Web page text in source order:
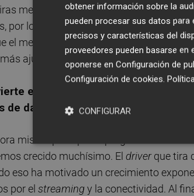
menos de duda o tienes que bajar el
por lo que hay que ajustarse a las
el mercado no se da cuenta de que hay
ajustarse, pero eso llegará.
en varios segmentos del
de datos. ¿Cuál de todos está
mismo pasa por el programa de Data
crecido muchísimo. El driverque tira
eso ha motivado un crecimiento
por el streamingy la conectividad. Al
obtener información sobre la
pueden procesar sus datos
precisos y características del
proveedores pueden basarse en
oponerse en Configuración de
Configuración de cookies.
CONFIGURAR